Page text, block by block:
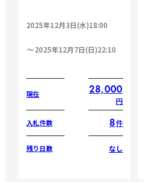
2025年12月3日(水)18:00
2025年12月7日(日)22:10
現在 28,000
円
入札件数 8件
残り日数 なし